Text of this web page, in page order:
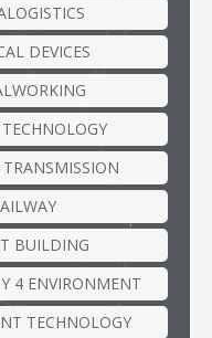
DEVICES
BUILDING
4 ENVIRONMENT
TECHNOLOGY